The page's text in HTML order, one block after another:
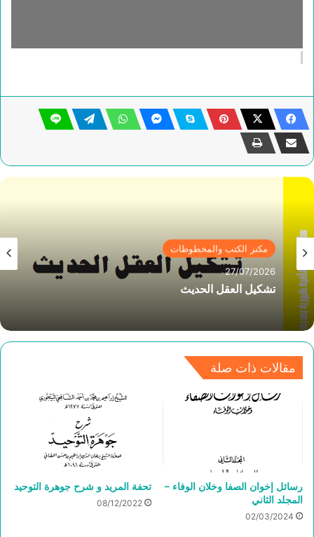
مكنز الكتب والمخطوطات
27/07/2026
تشكيل العقل الحديث
مقالات ذات صلة
رسائل إخوان الصفا وخلان الوفاء –
المجلد الثاني
02/03/2024
تحفة المريد و شرح جوهرة التوحيد
08/12/2022